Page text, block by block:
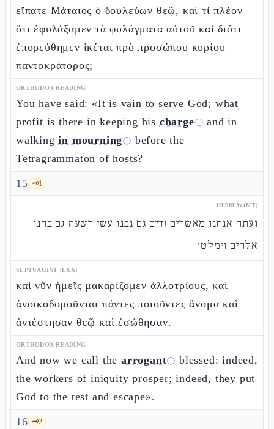
εἴπατε Μάταιος ὁ δουλεύων θεῷ, καὶ τί πλέον
ὅτι ἐφυλάξαμεν τὰ φυλάγματα αὐτοῦ καὶ διότι
ἐπορεύθημεν ἱκέται πρὸ προσώπου κυρίου
παντοκράτορος;
ORTHODOX READING
You have said: «It is vain to serve God; what
profit is there in keeping his chargeⓘ and in
walkingin mourningⓘ before the
Tetragrammaton of hosts?
15 🗝️1
HEBREW (MT)
ועתה אנחנו מאשרים זדים גם נבנו עשי רשעה גם בחנו
אלהים וימלטו
SEPTUAGINT (LXX)
καὶ νῦν ἡμεῖς μακαρίζομεν ἀλλοτρίους, καὶ
ἀνοικοδομοῦνται πάντες ποιοῦντες ἄνομα καὶ
ἀντέστησαν θεῷ καὶ ἐσώθησαν.
ORTHODOX READING
And now we call the arrogantⓘ blessed: indeed,
the workers of iniquity prosper; indeed, they put
God to the test and escape».
16 🗝️2